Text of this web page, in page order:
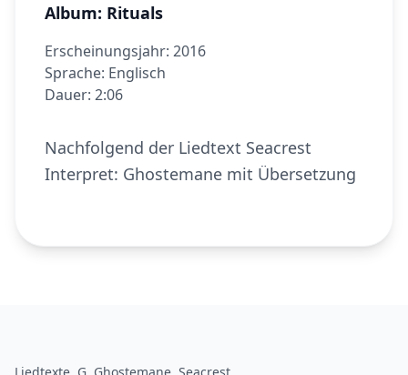
Album: Rituals
Erscheinungsjahr: 2016
Sprache: Englisch
Dauer: 2:06
Nachfolgend der Liedtext Seacrest
Interpret: Ghostemane mit Übersetzung